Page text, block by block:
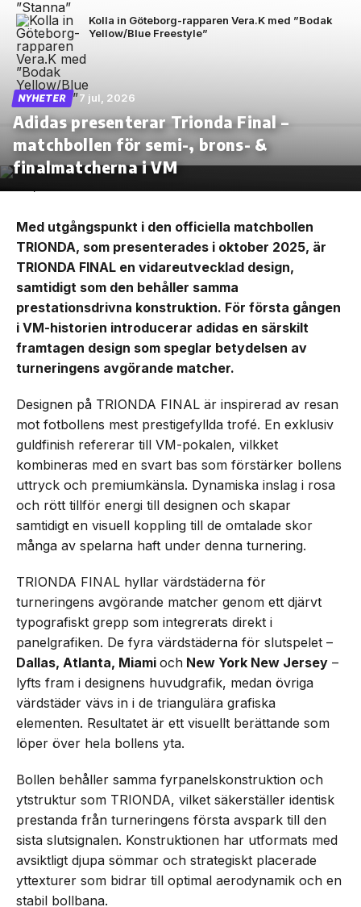
Kolla in Göteborg-rapparen Vera.K med ”Bodak
Yellow/Blue Freestyle”
NYHETER 7 jul, 2026
Adidas presenterar Trionda Final –
matchbollen för semi-, brons- &
finalmatcherna i VM
Med utgångspunkt i den officiella matchbollen
TRIONDA, som presenterades i oktober 2025, är
TRIONDA FINAL en vidareutvecklad design,
samtidigt som den behåller samma
prestationsdrivna konstruktion. För första gången
i VM-historien introducerar adidas en särskilt
framtagen design som speglar betydelsen av
turneringens avgörande matcher.
Designen på TRIONDA FINAL är inspirerad av resan
mot fotbollens mest prestigefyllda trofé. En exklusiv
guldfinish refererar till VM-pokalen, vilkket
kombineras med en svart bas som förstärker bollens
uttryck och premiumkänsla. Dynamiska inslag i rosa
och rött tillför energi till designen och skapar
samtidigt en visuell koppling till de omtalade skor
många av spelarna haft under denna turnering.
TRIONDA FINAL hyllar värdstäderna för
turneringens avgörande matcher genom ett djärvt
typografiskt grepp som integrerats direkt i
panelgrafiken. De fyra värdstäderna för slutspelet –
Dallas, Atlanta, Miami och New York New Jersey –
lyfts fram i designens huvudgrafik, medan övriga
värdstäder vävs in i de triangulära grafiska
elementen. Resultatet är ett visuellt berättande som
löper över hela bollens yta.
Bollen behåller samma fyrpanelskonstruktion och
ytstruktur som TRIONDA, vilket säkerställer identisk
prestanda från turneringens första avspark till den
sista slutsignalen. Konstruktionen har utformats med
avsiktligt djupa sömmar och strategiskt placerade
yttexturer som bidrar till optimal aerodynamik och en
stabil bollbana.